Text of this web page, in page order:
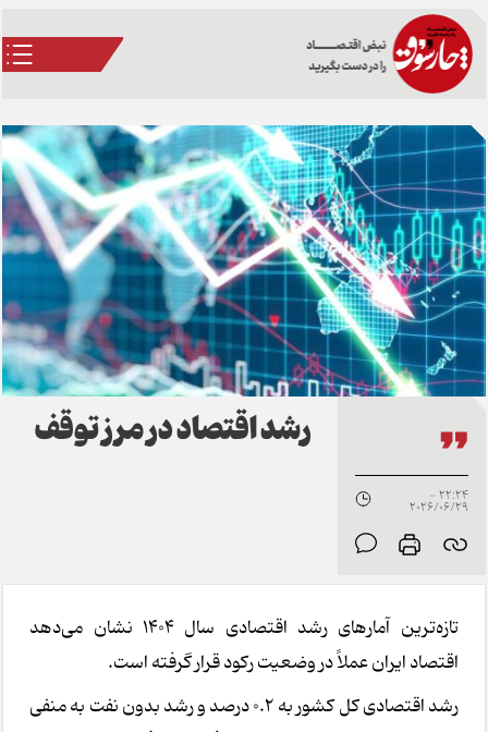
22:24 -
2026/06/29
رشد اقتصاد در مرز توقف
تازه‌ترین آمارهای رشد اقتصادی سال 1404 نشان می‌دهد
اقتصاد ایران عملاً در وضعیت رکود قرار گرفته است.
رشد اقتصادی کل کشور به 0.2 درصد و رشد بدون نفت به منفی